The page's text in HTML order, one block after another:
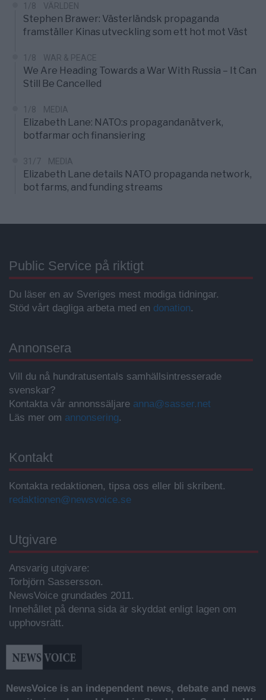
1/8 VÄRLDEN
Stephen Brawer: Västerländsk propaganda
framställer Kinas utveckling som ett hot mot Väst
1/8 WAR & PEACE
We Are Heading Towards a War With Russia – It Can
Still Be Cancelled
1/8 MEDIA
Elizabeth Lane: NATO:s propagandanätverk,
botfarmar och finansiering
31/7 MEDIA
Elizabeth Lane details NATO propaganda network,
bot farms, and funding streams
Public Service på riktigt
Du läser en av Sveriges mest modiga tidningar.
Stöd vårt dagliga arbeta med en donation.
Annonsera
Vill du nå hundratusentals samhällsintresserade
svenskar?
Kontakta vår annonssäljare anna@sasser.net
Läs mer om annonsering.
Kontakt
Kontakta redaktionen, tipsa oss eller bli skribent.
redaktionen@newsvoice.se
Utgivare
Ansvarig utgivare:
Torbjörn Sassersson.
NewsVoice grundades 2011.
Innehållet på denna sida är skyddat enligt lagen om
upphovsrätt.
NewsVoice is an independent news, debate and news